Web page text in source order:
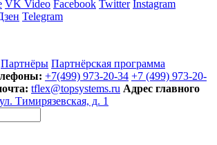
VK Video Facebook Twitter Instagram
Telegram
Партнёры Партнёрская программа
+7(499) 973-20-34 +7 (499) 973-20-
tflex@topsystems.ru Адрес главного
Тимирязевская, д. 1